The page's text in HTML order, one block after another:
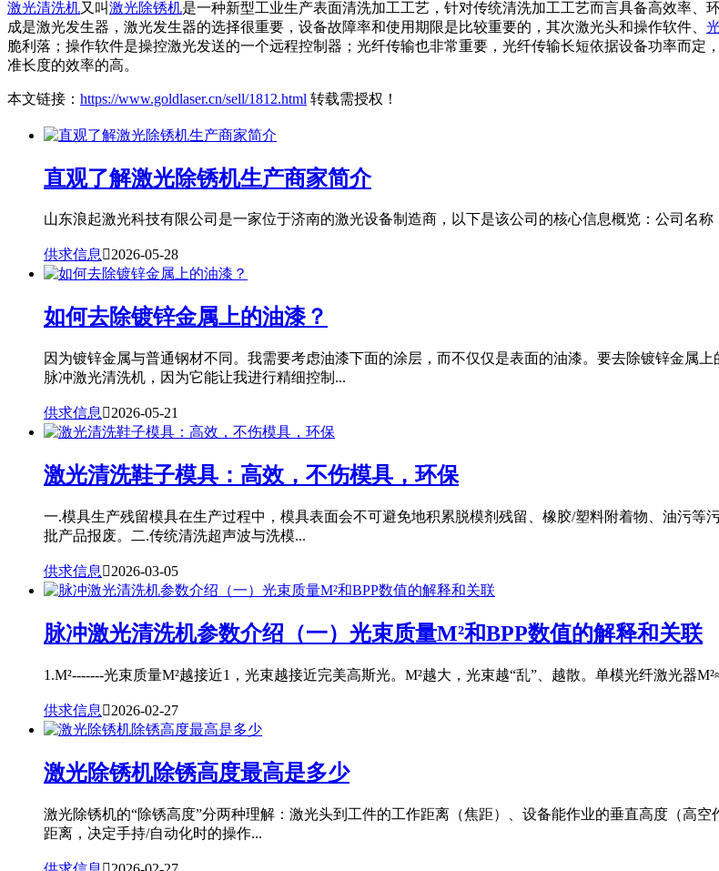
激光清洗机又叫激光除锈机是一种新型工业生产表面清洗加工工艺，针对传统清洗加工工艺而言具备高效率
成是激光发生器，激光发生器的选择很重要，设备故障率和使用期限是比较重要的，其次激光头和操作软件、
脆利落；操作软件是操控激光发送的一个远程控制器；光纤传输也非常重要，光纤传输长短依据设备功率而
准长度的效率的高。
本文链接： https://www.goldlaser.cn/sell/1812.html 转载需授权！
直观了解激光除锈机生产商家简介
山东浪起激光科技有限公司是一家位于济南的激光设备制造商，以下是该公司的核心信息概览：公司名
供求信息2026-05-28
如何去除镀锌金属上的油漆？
因为镀锌金属与普通钢材不同。我需要考虑油漆下面的涂层，而不仅仅是表面的油漆。要去除镀锌金属
脉冲激光清洗机，因为它能让我进行精细控制...
供求信息 2026-05-21
激光清洗鞋子模具：高效，不伤模具，环保
一.模具生产残留模具在生产过程中，模具表面会不可避免地积累脱模剂残留、橡胶/塑料附着物、油污
批产品报废。二.传统清洗超声波与洗模...
供求信息 2026-03-05
脉冲激光清洗机参数介绍（一）光束质量M²和BPP数值的解释和关联
1.M²-------光束质量M²越接近1，光束越接近完美高斯光。M²越大，光束越“乱”、越散。单模光纤激光器
供求信息 2026-02-27
激光除锈机除锈高度最高是多少
激光除锈机的“除锈高度”分两种理解：激光头到工件的工作距离（焦距）、设备能作业的垂直高度（高
距离，决定手持/自动化时的操作...